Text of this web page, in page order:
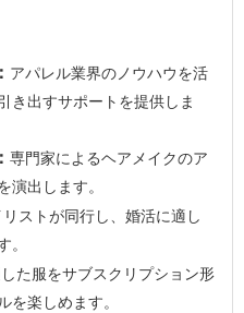
アパレル業界のノウハウを活
き出すサポートを提供しま
専門家によるヘアメイクのア
演出します。
リストが同行し、婚活に適し
。
た服をサブスクリプション形
を楽しめます。